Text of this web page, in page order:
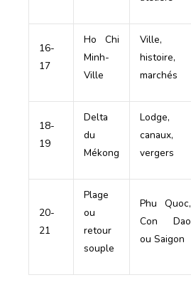
16-
17
Ho Chi
Minh-
Ville
Ville,
histoire,
marchés
18-
19
Delta
du
Mékong
Lodge,
canaux,
vergers
20-
21
Plage
ou
retour
souple
Phu Quoc,
Con Dao
ou Saigon